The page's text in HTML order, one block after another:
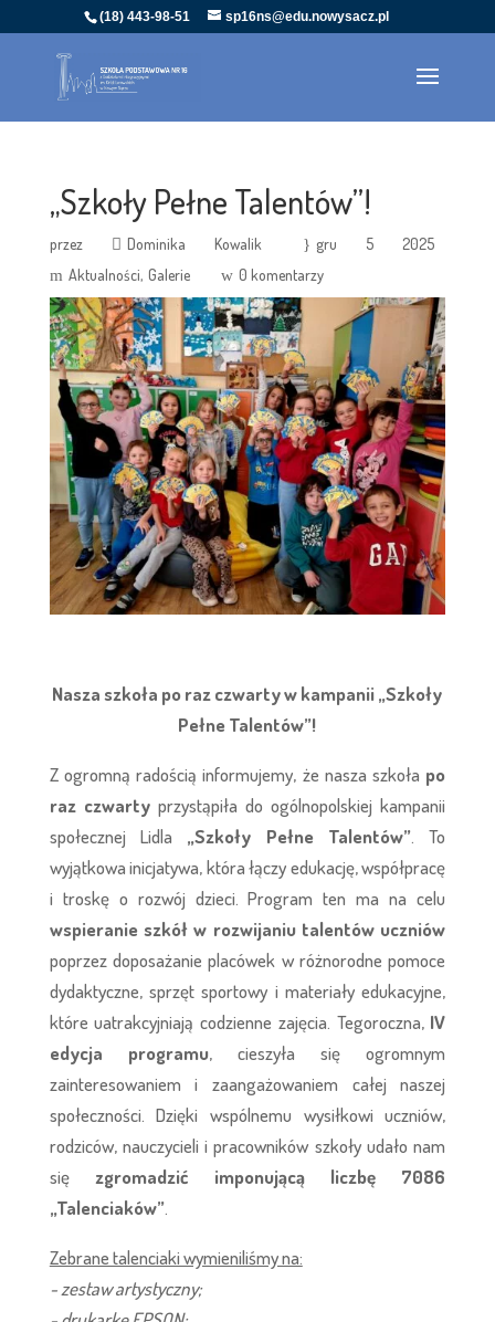
(18) 443-98-51 sp16ns@edu.nowysacz.pl
„Szkoły Pełne Talentów”!
przez Dominika Kowalik
gru 5 2025
Aktualności Galerie 0 komentarzy
Nasza szkoła po raz czwarty w kampanii „Szkoły
Pełne Talentów”!
Z ogromną radością informujemy, że nasza szkoła po
raz czwartyprzystąpiła do ogólnopolskiej kampanii
społecznej Lidla „Szkoły Pełne Talentów”. To
wyjątkowa inicjatywa, która łączy edukację, współpracę
i troskę o rozwój dzieci. Program ten ma na celu
wspieranie szkół w rozwijaniu talentów uczniów
poprzez doposażanie placówek w różnorodne pomoce
dydaktyczne, sprzęt sportowy i materiały edukacyjne,
które uatrakcyjniają codzienne zajęcia. Tegoroczna, IV
edycja programu, cieszyła się ogromnym
zainteresowaniem i zaangażowaniem całej naszej
społeczności. Dzięki wspólnemu wysiłkowi uczniów,
rodziców, nauczycieli i pracowników szkoły udało nam
się zgromadzić imponującą liczbę 7086
„Talenciaków”.
Zebrane talenciaki wymieniliśmy na:
- zestaw artystyczny;